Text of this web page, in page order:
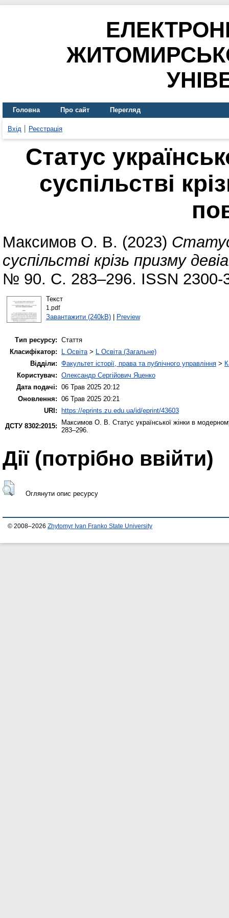
Головна Про сайт Перегляд
Вхід Реєстрація
Статус
суспільстві
Максимов О. В. (2023) Статус
суспільстві крізь призму
№ 90. С. 283–296. ISSN 2300-
Текст
1.pdf
Завантажити (240kB)| Preview
Тип ресурсу: Стаття
Класифікатор:
L Освіта> L Освіта (Загальне)
Відділи: Факультет історії, права та публічного управління >
Користувач: Олександр Сергійович Яценко
Дата подачі: 06 Трав 2025 20:12
Оновлення: 06 Трав 2025 20:21
URI:
https://eprints.zu.edu.ua/id/eprint/43603
ДСТУ 8302:2015:
Максимов О. В. Статус української жінки в
283–296.
Дії ​​(потрібно ввійти)
Оглянути опис ресурсу
© 2008–2026 Zhytomyr Ivan Franko State University